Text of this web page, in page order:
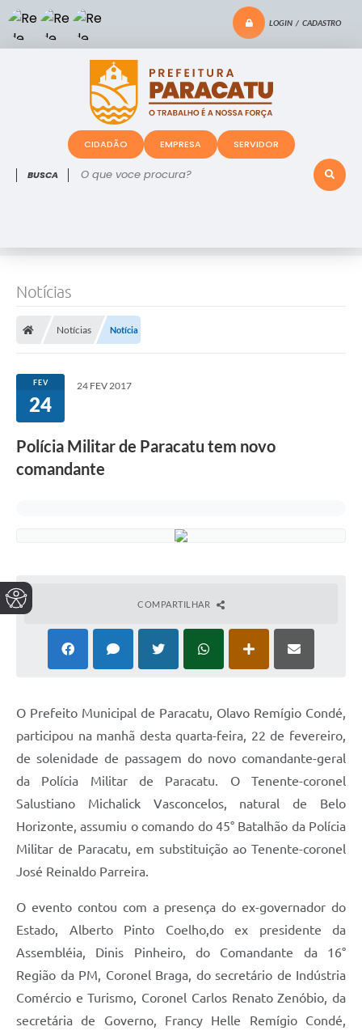
LOGIN / CADASTRO
O que voce procura?
CIDADÃO EMPRESA SERVIDOR
Notícias
Notícias Notícia
FEV
24
24 FEV 2017
Polícia Militar de Paracatu tem novo
comandante
COMPARTILHAR
O Prefeito Municipal de Paracatu, Olavo Remígio Condé,
participou na manhã desta quarta-feira, 22 de fevereiro,
de solenidade de passagem do novo comandante-geral
da Polícia Militar de Paracatu. O Tenente-coronel
Salustiano Michalick Vasconcelos, natural de Belo
Horizonte, assumiu o comando do 45° Batalhão da Polícia
Militar de Paracatu, em substituição ao Tenente-coronel
José Reinaldo Parreira.
O evento contou com a presença do ex-governador do
Estado, Alberto Pinto Coelho,do ex presidente da
Assembléia, Dinis Pinheiro, do Comandante da 16°
Região da PM, Coronel Braga, do secretário de Indústria
Comércio e Turismo, Coronel Carlos Renato Zenóbio, da
secretária de Governo, Francy Helle Remígio Condé,